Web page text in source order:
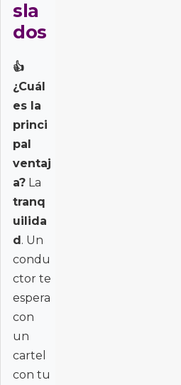
sla
dos
👍
¿Cuál
es la
princi
pal
ventaj
a? La
tranq
uilida
d . Un
condu
ctor te
espera
con
un
cartel
con tu